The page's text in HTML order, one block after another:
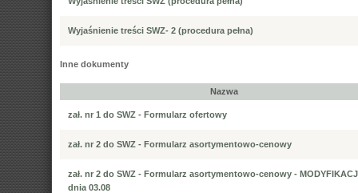
Wyjaśnienie treści SWZ- 2 (procedura pełna)
Inne dokumenty
Nazwa
zał. nr 1 do SWZ - Formularz ofertowy
zał. nr 2 do SWZ - Formularz asortymentowo-cenowy
zał. nr 2 do SWZ - Formularz asortymentowo-cenowy -
dnia 03.08